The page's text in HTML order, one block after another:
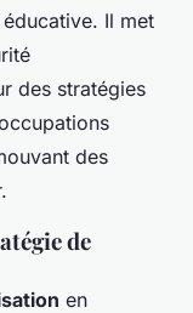
Il met
des stratégies
des
de
en